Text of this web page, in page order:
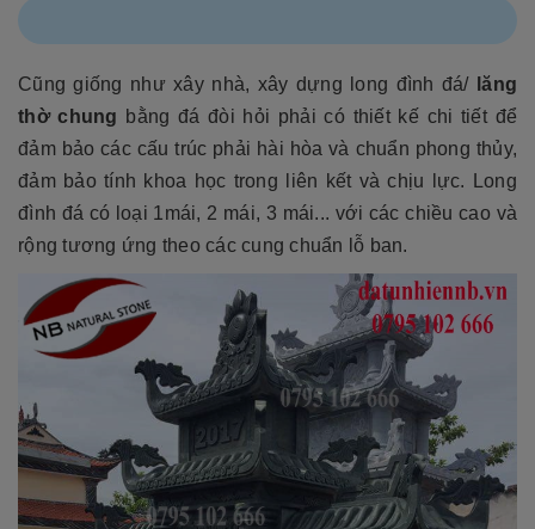
Cũng giống như xây nhà, xây dựng long đình đá/ lăng
thờ chung bằng đá đòi hỏi phải có thiết kế chi tiết để
đảm bảo các cấu trúc phải hài hòa và chuẩn phong thủy,
đảm bảo tính khoa học trong liên kết và chịu lực. Long
đình đá có loại 1mái, 2 mái, 3 mái... với các chiều cao và
rộng tương ứng theo các cung chuẩn lỗ ban.